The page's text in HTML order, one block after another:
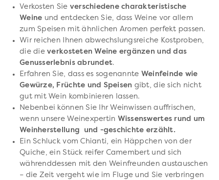
Verkosten Sie verschiedene charakteristische
Weine und entdecken Sie, dass Weine vor allem
zum Speisen mit ähnlichen Aromen perfekt passen.
Wir reichen Ihnen abwechslungsreiche Kostproben,
die dieverkosteten Weine ergänzen und das
Genusserlebnis abrundet.
Erfahren Sie, dass es sogenannte Weinfeinde wie
Gewürze, Früchte und Speisen gibt, die sich nicht
gut mit Wein kombinieren lassen.
Nebenbei können Sie Ihr Weinwissen auffrischen,
wenn unsere Weinexpertin Wissenswertes rund um
Weinherstellung und -geschichte erzählt.
Ein Schluck vom Chianti, ein Häppchen von der
Quiche, ein Stück reifer Camembert und sich
währenddessen mit den Weinfreunden austauschen
– die Zeit vergeht wie im Fluge und Sie verbringen